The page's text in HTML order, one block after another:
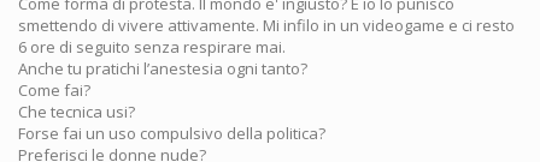
smettendo di vivere attivamente. Mi infilo in un videogame e ci resto
6 ore di seguito senza respirare mai.
Anche tu pratichi l’anestesia ogni tanto?
Come fai?
Che tecnica usi?
Forse fai un uso compulsivo della politica?
Preferisci le donne nude?